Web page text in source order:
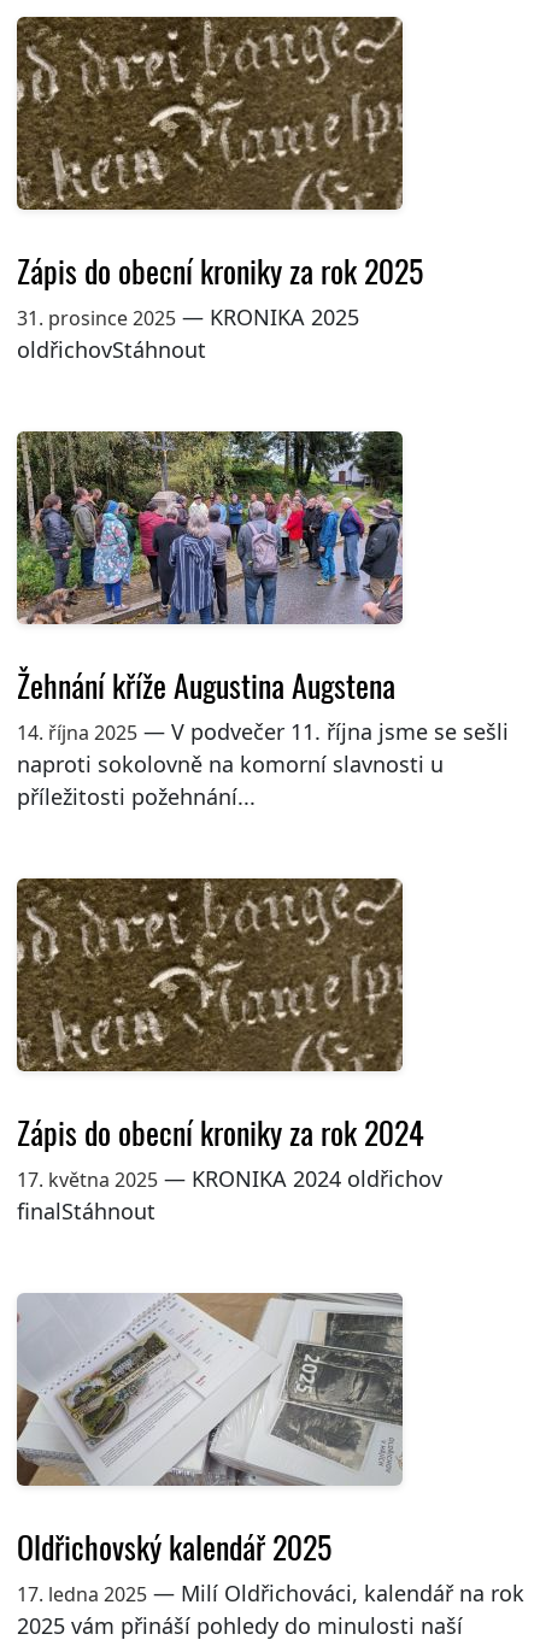
Zápis do obecní kroniky za rok 2025
31. prosince 2025— KRONIKA 2025
oldřichovStáhnout
Žehnání kříže Augustina Augstena
14. října 2025— V podvečer 11. října jsme se sešli
naproti sokolovně na komorní slavnosti u
příležitosti požehnání...
Zápis do obecní kroniky za rok 2024
17. května 2025— KRONIKA 2024 oldřichov
finalStáhnout
Oldřichovský kalendář 2025
17. ledna 2025— Milí Oldřichováci, kalendář na rok
2025 vám přináší pohledy do minulosti naší